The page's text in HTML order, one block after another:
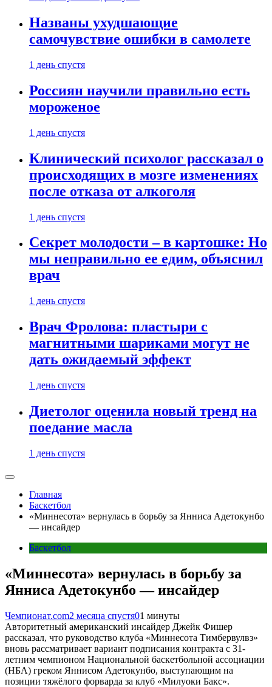
Названы ухудшающие
самочувствие ошибки в самолете
1 день спустя
Россиян научили правильно есть
мороженое
1 день спустя
Клинический психолог рассказал о
происходящих в мозге изменениях
после отказа от алкоголя
1 день спустя
Секрет молодости – в картошке: Но
мы неправильно ее едим, объяснил
врач
1 день спустя
Врач Фролова: пластыри с
магнитными шариками могут не
дать ожидаемый эффект
1 день спустя
Диетолог оценила новый тренд на
поедание масла
1 день спустя
Главная
Баскетбол
«Миннесота» вернулась в борьбу за Янниса Адетокунбо
— инсайдер
Баскетбол
«Миннесота» вернулась в борьбу за
Янниса Адетокунбо — инсайдер
Чемпионат.com2 месяца спустя01 минуты
Авторитетный американский инсайдер Джейк Фишер
рассказал, что руководство клуба «Миннесота Тимбервулвз»
вновь рассматривает вариант подписания контракта с 31-
летним чемпионом Национальной баскетбольной ассоциации
(НБА) греком Яннисом Адетокунбо, выступающим на
позиции тяжёлого форварда за клуб «Милуоки Бакс».